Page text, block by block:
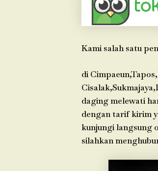
Kami salah satu
di
daging melewati
dengan tarif kirim
kunjungi langsung
silahkan